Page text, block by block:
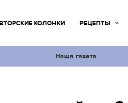
КОЛОНКИ РЕЦЕПТЫ
Наша газета